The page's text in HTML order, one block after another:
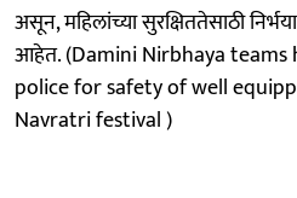
असून, महिलांच्या सुरक्षिततेसाठी
आहेत. (Damini Nirbhaya teams
police for safety of well
Navratri festival )